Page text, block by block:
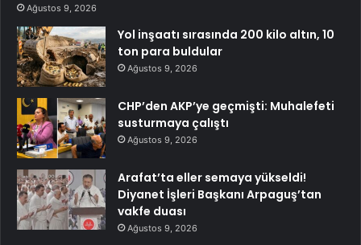
Ağustos 9, 2026
Yol inşaatı sırasında 200 kilo altın, 10
ton para buldular
Ağustos 9, 2026
CHP’den AKP’ye geçmişti: Muhalefeti
susturmaya çalıştı
Ağustos 9, 2026
Arafat’ta eller semaya yükseldi!
Diyanet İşleri Başkanı Arpaguş’tan
vakfe duası
Ağustos 9, 2026